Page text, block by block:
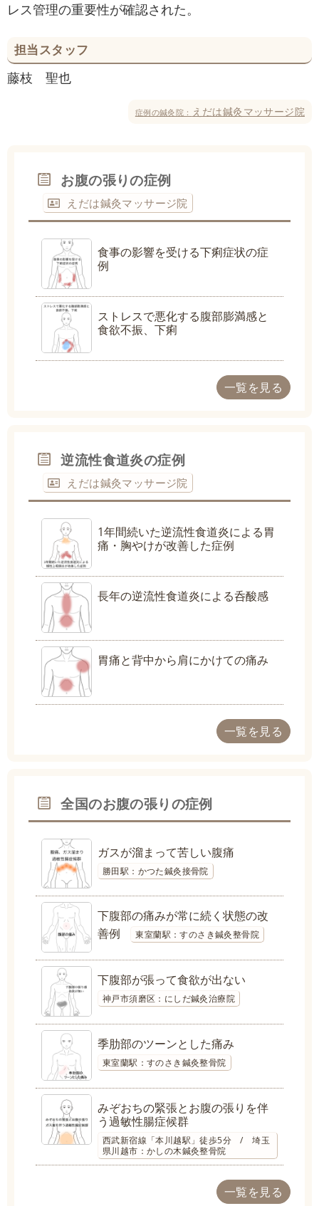
レス管理の重要性が確認された。
担当スタッフ
藤枝 聖也
症例の鍼灸院： えだは鍼灸マッサージ院
お腹の張りの症例
えだは鍼灸マッサージ院
食事の影響を受ける下痢症状の症
例
ストレスで悪化する腹部膨満感と
食欲不振、下痢
一覧を見る
逆流性食道炎の症例
えだは鍼灸マッサージ院
1年間続いた逆流性食道炎による胃
痛・胸やけが改善した症例
長年の逆流性食道炎による呑酸感
胃痛と背中から肩にかけての痛み
一覧を見る
全国のお腹の張りの症例
ガスが溜まって苦しい腹痛
勝田駅：かつた鍼灸接骨院
下腹部の痛みが常に続く状態の改
善例
東室蘭駅：すのさき鍼灸整骨院
下腹部が張って食欲が出ない
神戸市須磨区：にしだ鍼灸治療院
季肋部のツーンとした痛み
東室蘭駅：すのさき鍼灸整骨院
みぞおちの緊張とお腹の張りを伴
う過敏性腸症候群
西武新宿線「本川越駅」徒歩5分 / 埼玉
県川越市：かしの木鍼灸整骨院
一覧を見る